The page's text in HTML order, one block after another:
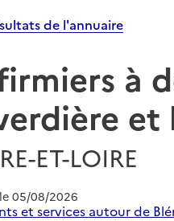
de l'annuaire
à
ET-LOIRE
05/08/2026
et services autour de